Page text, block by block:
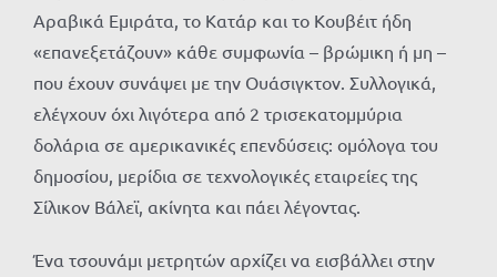
Αραβικά Εμιράτα, το Κατάρ και το Κουβέιτ ήδη
«επανεξετάζουν» κάθε συμφωνία – βρώμικη ή μη –
που έχουν συνάψει με την Ουάσιγκτον. Συλλογικά,
ελέγχουν όχι λιγότερα από 2 τρισεκατομμύρια
δολάρια σε αμερικανικές επενδύσεις: ομόλογα του
δημοσίου, μερίδια σε τεχνολογικές εταιρείες της
Σίλικον Βάλεϊ, ακίνητα και πάει λέγοντας.
Ένα τσουνάμι μετρητών αρχίζει να εισβάλλει στην